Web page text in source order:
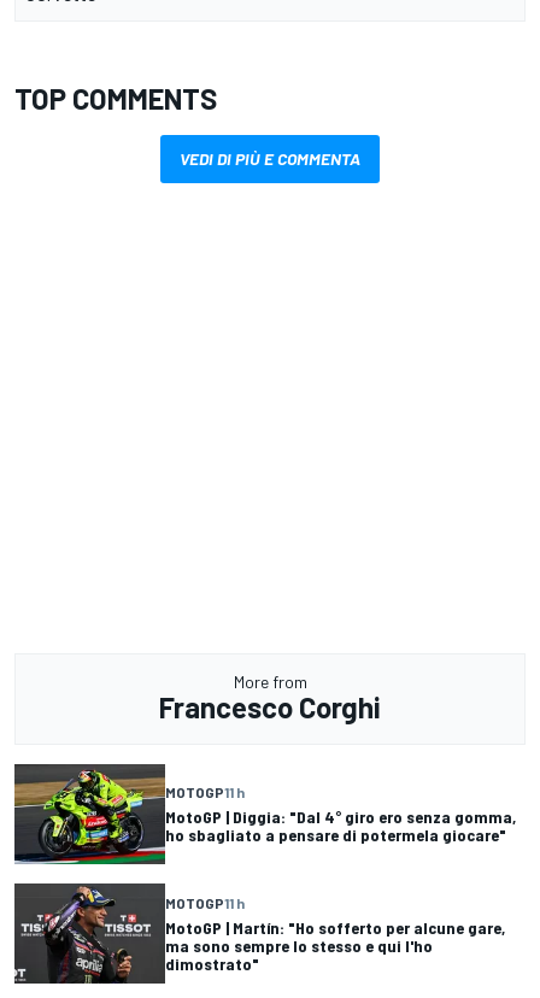
TOP COMMENTS
VEDI DI PIÙ E COMMENTA
More from
Francesco Corghi
MOTOGP11 h
MotoGP | Diggia: "Dal 4° giro ero senza gomma,
ho sbagliato a pensare di potermela giocare"
MOTOGP11 h
MotoGP | Martín: "Ho sofferto per alcune gare,
ma sono sempre lo stesso e qui l'ho
dimostrato"